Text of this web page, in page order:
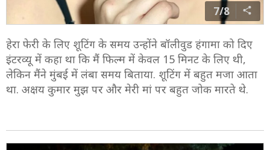
7/8
हेरा फेरी के लिए शूटिंग के समय उन्होंने बॉलीवुड हंगामा को दिए
इंटरव्यू में कहा था कि मैं फिल्म में केवल 15 मिनट के लिए थी,
लेकिन मैंने मुंबई में लंबा समय बिताया. शूटिंग में बहुत मजा आता
था. अक्षय कुमार मुझ पर और मेरी मां पर बहुत जोक मारते थे.